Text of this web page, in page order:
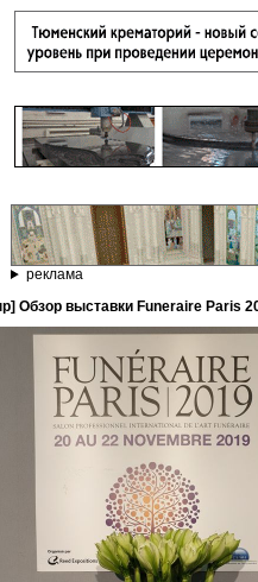
реклама
Обзор выставки Funeraire Paris